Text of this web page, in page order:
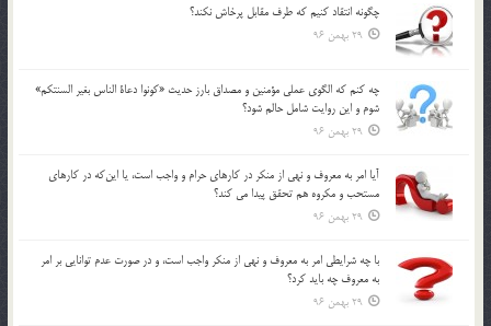
چگونه انتقاد كنيم كه طرف مقابل پرخاش نكند؟
29 بهمن 96
چه كنم كه الگوي عملي مؤمنين و مصداق بارز حديث «كونوا دعاة الناس بغير السنتكم»
شوم و اين روايت شامل حالم شود؟
29 بهمن 96
آيا امر به معروف و نهي از منكر در كارهاي حرام و واجب است، يا اين‌كه در كارهاي
مستحب و مكروه هم تحقق پيدا مي كند؟
29 بهمن 96
با چه شرايطي امر به معروف و نهي از منکر واجب است، و در صورت عدم توانايي بر امر
به معروف چه بايد کرد؟
29 بهمن 96